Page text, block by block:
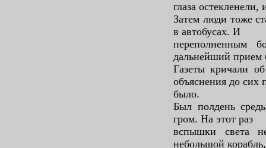
глаза остекленели,
Затем люди тоже
в автобусах. И
переполненным
дальнейший прием
Газеты кричали
объяснения до сих
было.
Был полдень
гром. На этот раз
вспышки света
небольшой